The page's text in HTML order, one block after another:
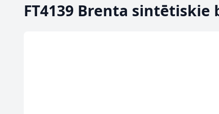
FT4139 Brenta sintētiskie